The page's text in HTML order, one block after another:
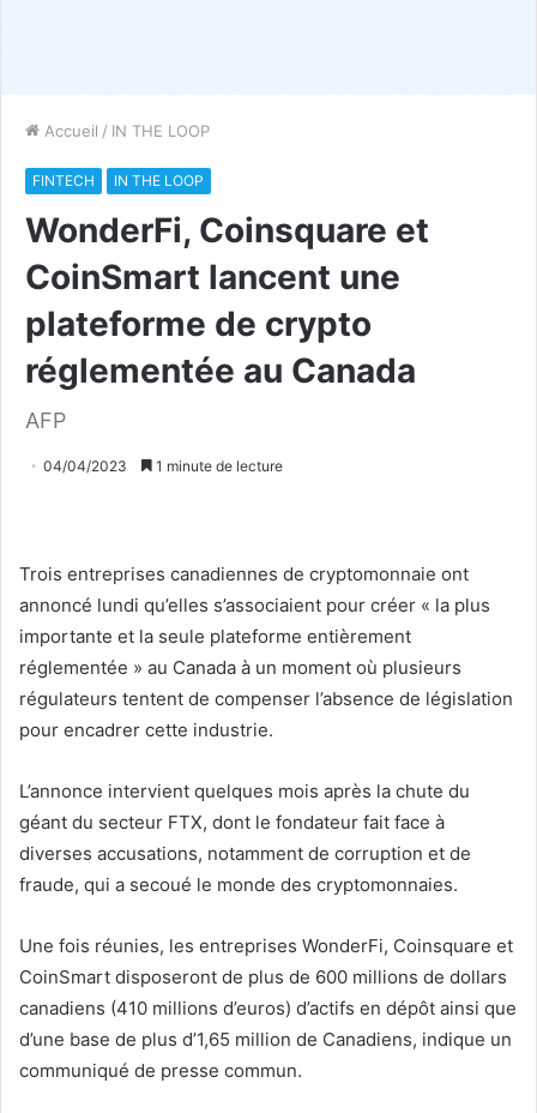
Accueil / IN THE LOOP
FINTECH IN THE LOOP
WonderFi, Coinsquare et
CoinSmart lancent une
plateforme de crypto
réglementée au Canada
AFP
04/04/2023 1 minute de lecture
Trois entreprises canadiennes de cryptomonnaie ont
annoncé lundi qu’elles s’associaient pour créer « la plus
importante et la seule plateforme entièrement
réglementée » au Canada à un moment où plusieurs
régulateurs tentent de compenser l’absence de législation
pour encadrer cette industrie.
L’annonce intervient quelques mois après la chute du
géant du secteur FTX, dont le fondateur fait face à
diverses accusations, notamment de corruption et de
fraude, qui a secoué le monde des cryptomonnaies.
Une fois réunies, les entreprises WonderFi, Coinsquare et
CoinSmart disposeront de plus de 600 millions de dollars
canadiens (410 millions d’euros) d’actifs en dépôt ainsi que
d’une base de plus d’1,65 million de Canadiens, indique un
communiqué de presse commun.